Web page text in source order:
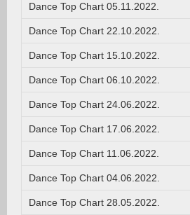
Dance Top Chart 05.11.2022.
Dance Top Chart 22.10.2022.
Dance Top Chart 15.10.2022.
Dance Top Chart 06.10.2022.
Dance Top Chart 24.06.2022.
Dance Top Chart 17.06.2022.
Dance Top Chart 11.06.2022.
Dance Top Chart 04.06.2022.
Dance Top Chart 28.05.2022.